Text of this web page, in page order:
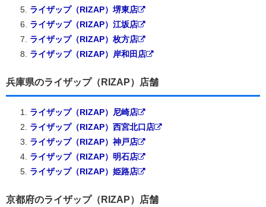
ライザップ（RIZAP）堺東店
ライザップ（RIZAP）江坂店
ライザップ（RIZAP）枚方店
ライザップ（RIZAP）岸和田店
兵庫県のライザップ（RIZAP）店舗
ライザップ（RIZAP）尼崎店
ライザップ（RIZAP）西宮北口店
ライザップ（RIZAP）神戸店
ライザップ（RIZAP）明石店
ライザップ（RIZAP）姫路店
京都府のライザップ（RIZAP）店舗